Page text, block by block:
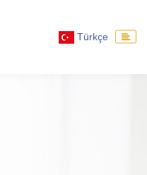
Türkçe